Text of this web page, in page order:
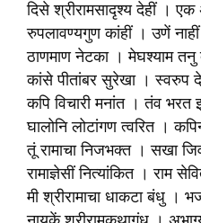
दिसे श्रीरामसादृश्य देहीं ।
रुपलावण्यगुण कांहीं । उणें
ठाणमाण नेटका । मेघश्याम तनु
कांसे पीतांबर सुरेखा । स्वरुप
कपि विचारी मनांत । तंव भरत
घालोनि लोटांगण त्वरित ।
तूं रामाचा निजभक्त । सखा
रामाज्ञेसीं नित्यांकित । राम
मी श्रीरामाचा धाकटा बंधु ।